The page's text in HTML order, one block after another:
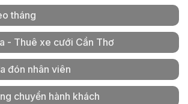
tháng
- Thuê xe cưới Cần Thơ
đón nhân viên
chuyển hành khách